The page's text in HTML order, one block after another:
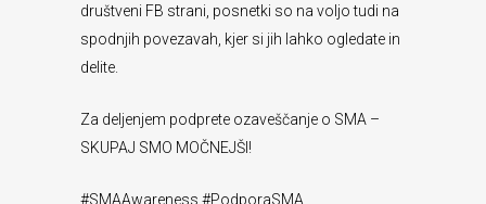
društveni FB strani, posnetki so na voljo tudi na
spodnjih povezavah, kjer si jih lahko ogledate in
delite.
Za deljenjem podprete ozaveščanje o SMA –
SKUPAJ SMO MOČNEJŠI!
#SMAAwareness #PodporaSMA